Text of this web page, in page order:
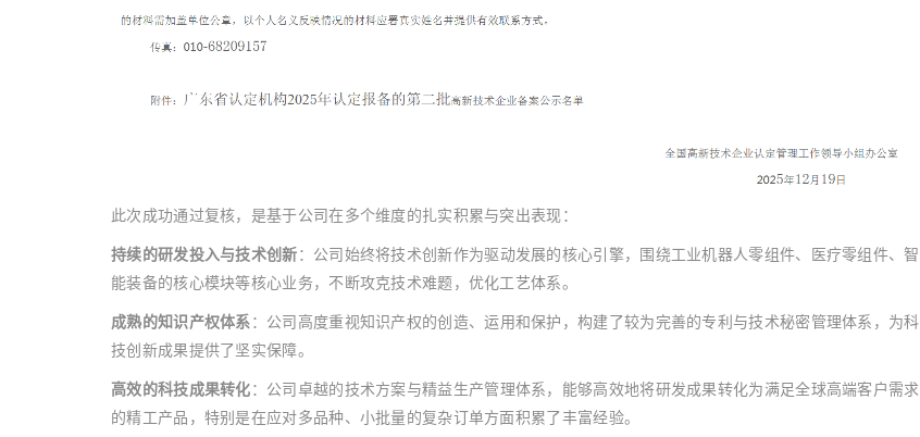
此次成功通过复核，是基于公司在多个维度的扎实积累与突出表现：
持续的研发投入与技术创新：公司始终将技术创新作为驱动发展的核心引擎，围绕工业机器人零组件、医疗零组件、智
能装备的核心模块等核心业务，不断攻克技术难题，优化工艺体系。
成熟的知识产权体系：公司高度重视知识产权的创造、运用和保护，构建了较为完善的专利与技术秘密管理体系，为科
技创新成果提供了坚实保障。
高效的科技成果转化：公司卓越的技术方案与精益生产管理体系，能够高效地将研发成果转化为满足全球高端客户需求
的精工产品，特别是在应对多品种、小批量的复杂订单方面积累了丰富经验。